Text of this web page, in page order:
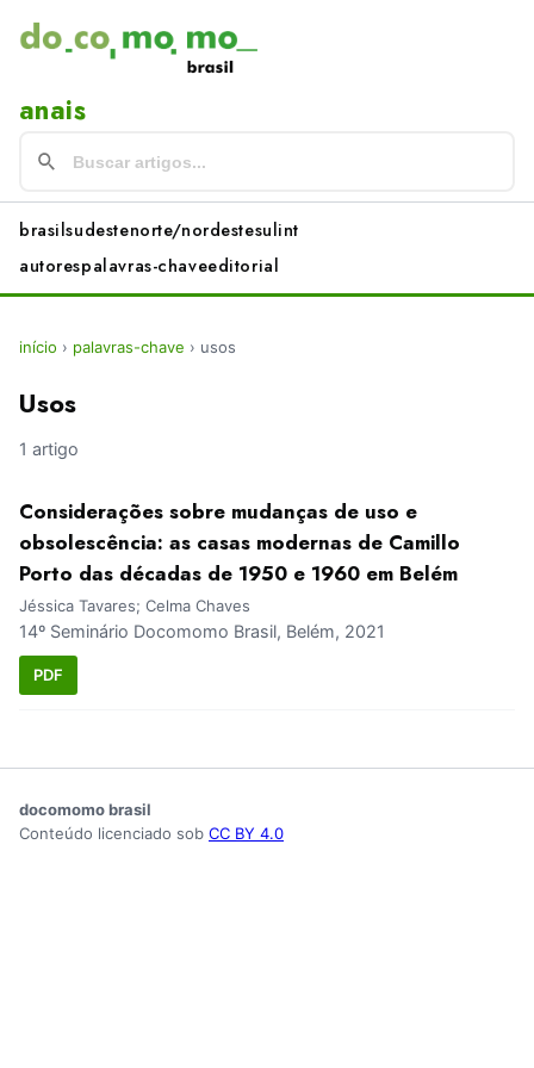
anais
brasilsudestenorte/nordestesulint
autorespalavras-chaveeditorial
início › palavras-chave › usos
Usos
1 artigo
Considerações sobre mudanças de uso e
obsolescência: as casas modernas de Camillo
Porto das décadas de 1950 e 1960 em Belém
Jéssica Tavares; Celma Chaves
14º Seminário Docomomo Brasil, Belém, 2021
PDF
docomomo brasil
Conteúdo licenciado sob CC BY 4.0